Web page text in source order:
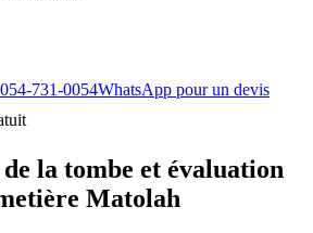
054-731-0054WhatsApp pour un devis
la tombe et évaluation
Matolah